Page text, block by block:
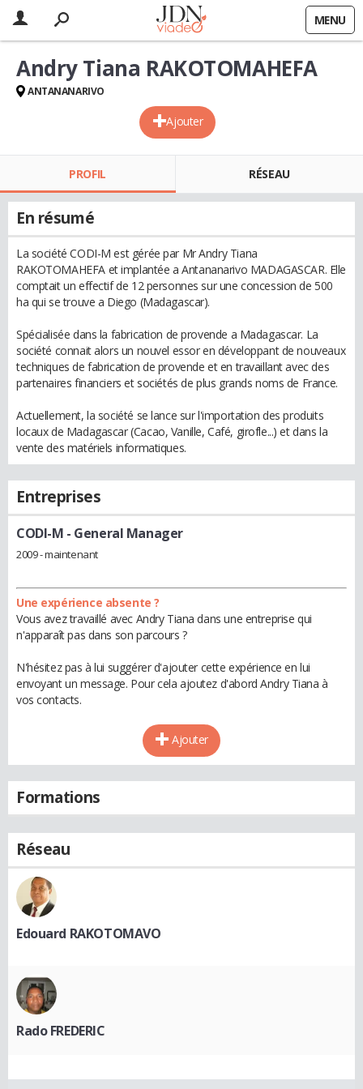
MENU
Ajouter
Andry Tiana RAKOTOMAHEFA
ANTANANARIVO
PROFIL RÉSEAU
En résumé
La société CODI-M est gérée par Mr Andry Tiana
RAKOTOMAHEFA et implantée a Antananarivo MADAGASCAR. Elle
comptait un effectif de 12 personnes sur une concession de 500
ha qui se trouve a Diego (Madagascar).
Spécialisée dans la fabrication de provende a Madagascar. La
société connait alors un nouvel essor en développant de nouveaux
techniques de fabrication de provende et en travaillant avec des
partenaires financiers et sociétés de plus grands noms de France.
Actuellement, la société se lance sur l'importation des produits
locaux de Madagascar (Cacao, Vanille, Café, girofle...) et dans la
vente des matériels informatiques.
Entreprises
CODI-M - General Manager
2009 - maintenant
Une expérience absente ?
Vous avez travaillé avec Andry Tiana dans une entreprise qui
n'apparaît pas dans son parcours ?
N'hésitez pas à lui suggérer d'ajouter cette expérience en lui
envoyant un message. Pour cela ajoutez d'abord Andry Tiana à
vos contacts.
Ajouter
Formations
Réseau
Edouard RAKOTOMAVO
Rado FREDERIC